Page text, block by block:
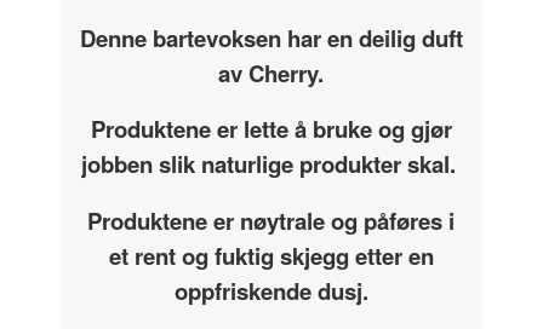
Denne bartevoksen har en deilig duft
av Cherry.
Produktene er lette å bruke og gjør
jobben slik naturlige produkter skal.
Produktene er nøytrale og påføres i
et rent og fuktig skjegg etter en
oppfriskende dusj.